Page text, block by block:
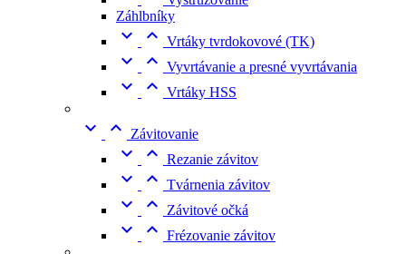
Záhlbníky
  Vrtáky tvrdokovové (TK)
  Vyvrtávanie a presné vyvrtávania
  Vrtáky HSS
  Závitovanie
  Rezanie závitov
  Tvárnenia závitov
  Závitové očká
  Frézovanie závitov